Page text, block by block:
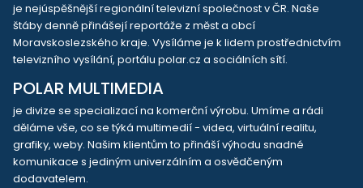
je nejúspěšnější regionální televizní společnost v ČR. Naše
štáby denně přinášejí reportáže z měst a obcí
Moravskoslezského kraje. Vysíláme je k lidem prostřednictvím
televizního vysílání, portálu polar.cz a sociálních sítí.
POLAR MULTIMEDIA
je divize se specializací na komerční výrobu. Umíme a rádi
děláme vše, co se týká multimedií - videa, virtuální realitu,
grafiky, weby. Našim klientům to přináší výhodu snadné
komunikace s jediným univerzálním a osvědčeným
dodavatelem.